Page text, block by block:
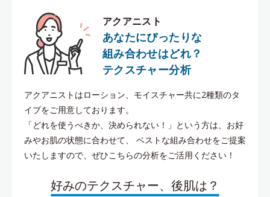
アクアニスト
あなたにぴったりな
組み合わせはどれ？
テクスチャー分析
アクアニストはローション、モイスチャー共に2種類のタ
イプをご用意しております。
「どれを使うべきか、決められない！」という方は、お好
みやお肌の状態に合わせて、
ベストな組み合わせをご提案
いたしますので、ぜひこちらの分析をご活用ください！
好みのテクスチャー、後肌は？